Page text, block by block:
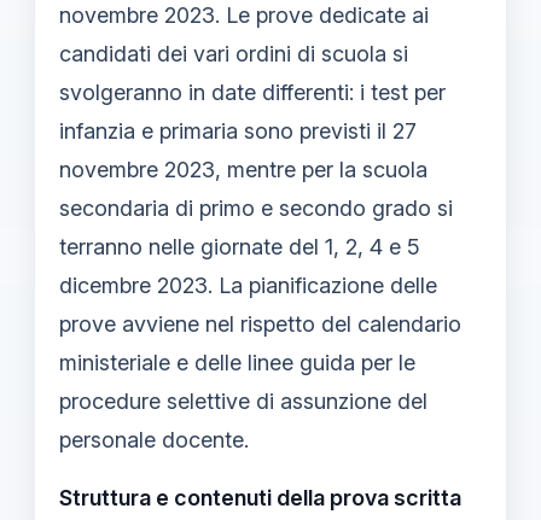
novembre 2023. Le prove dedicate ai
candidati dei vari ordini di scuola si
svolgeranno in date differenti: i test per
infanzia e primaria sono previsti il 27
novembre 2023, mentre per la scuola
secondaria di primo e secondo grado si
terranno nelle giornate del 1, 2, 4 e 5
dicembre 2023. La pianificazione delle
prove avviene nel rispetto del calendario
ministeriale e delle linee guida per le
procedure selettive di assunzione del
personale docente.
Struttura e contenuti della prova scritta